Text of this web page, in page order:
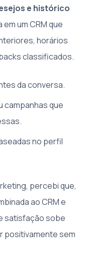
e histórico
um CRM que
horários
classificados.
da conversa.
campanhas que
no perfil
percebi que,
ao CRM e
satisfação sobe
positivamente sem